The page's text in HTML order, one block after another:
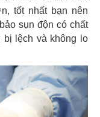
tốt nhất bạn nên
sụn độn có chất
bị lệch và không lo